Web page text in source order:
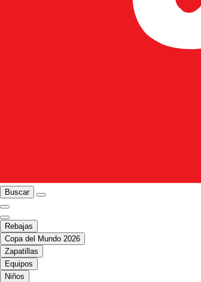
Buscar
Rebajas
Copa del Mundo 2026
Zapatillas
Equipos
Niños